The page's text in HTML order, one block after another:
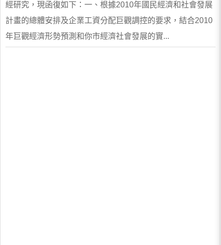
經研究，現函復如下：一、根據2010年國民經濟和社會發展
計畫的總體安排及企業工資分配巨觀調控的要求，結合2010
年巨觀經濟形勢預測和你市經濟社會發展的實...